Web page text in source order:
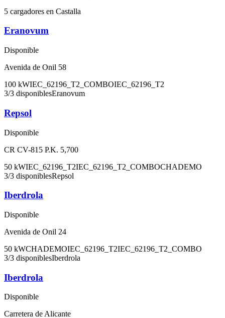
5 cargadores en Castalla
Eranovum
Disponible
Avenida de Onil 58
100 kWIEC_62196_T2_COMBOIEC_62196_T2
3/3 disponiblesEranovum
Repsol
Disponible
CR CV-815 P.K. 5,700
50 kWIEC_62196_T2IEC_62196_T2_COMBOCHADEMO
3/3 disponiblesRepsol
Iberdrola
Disponible
Avenida de Onil 24
50 kWCHADEMOIEC_62196_T2IEC_62196_T2_COMBO
3/3 disponiblesIberdrola
Iberdrola
Disponible
Carretera de Alicante